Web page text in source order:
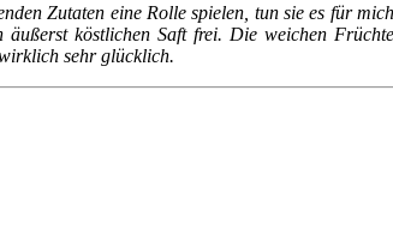
Zutaten eine Rolle spielen, tun sie es für
köstlichen Saft frei. Die weichen
sehr glücklich.